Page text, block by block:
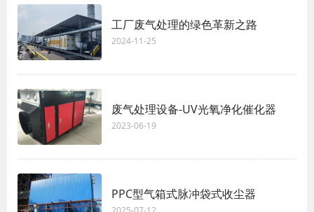
工厂废气处理的绿色革新之路
2024-11-25
废气处理设备-UV光氧净化催化器
2023-06-19
PPC型气箱式脉冲袋式收尘器